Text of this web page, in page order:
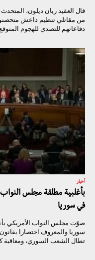
من مقاتلي تنظيم داعش
دفاعاتهم للتصدي للهجوم
أخبار
بأغلبية مطلقة مجلس
في سوريا
صوّت مجلس النواب الأمريكي
سوريا والمعروف اختصارا
تطال الشعب السوري، ومعاقبة